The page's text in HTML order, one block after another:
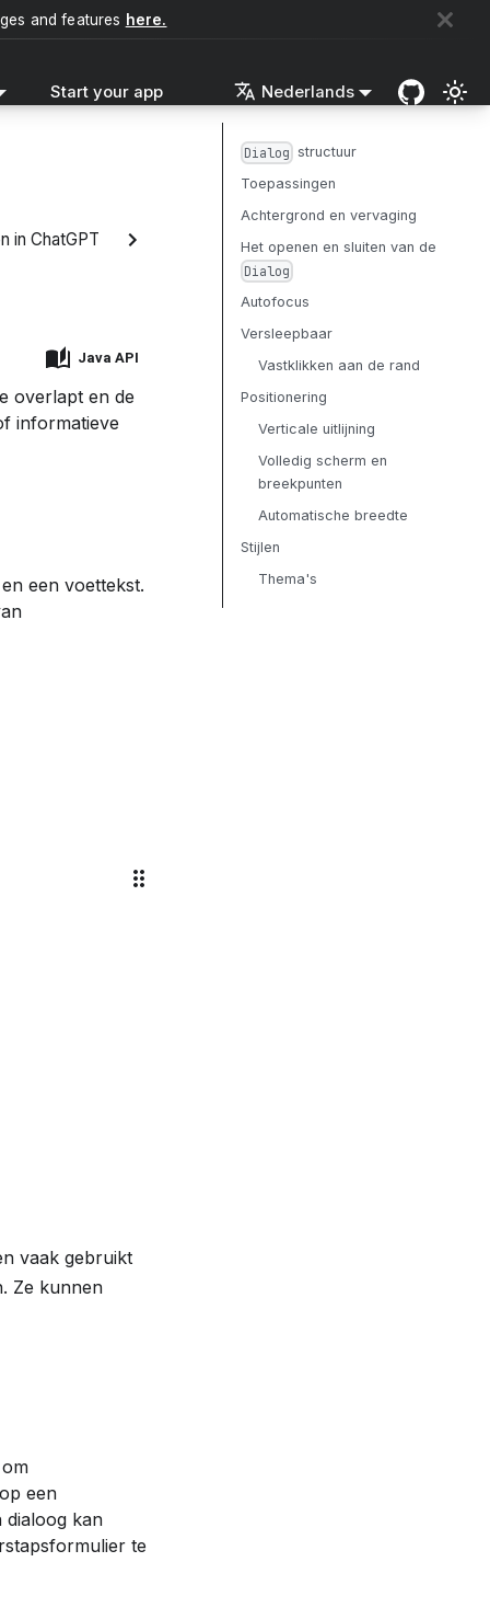
and features here.
Start your app Nederlands
in ChatGPT
Java API
overlapt en de
informatieve
een voettekst.
vaak gebruikt
Ze kunnen
een
dialoog kan
te
Dialog structuur
Toepassingen
Achtergrond en vervaging
Het openen en sluiten van de
Dialog
Autofocus
Versleepbaar
Vastklikken aan de rand
Positionering
Verticale uitlijning
Volledig scherm en
breekpunten
Automatische breedte
Stijlen
Thema's